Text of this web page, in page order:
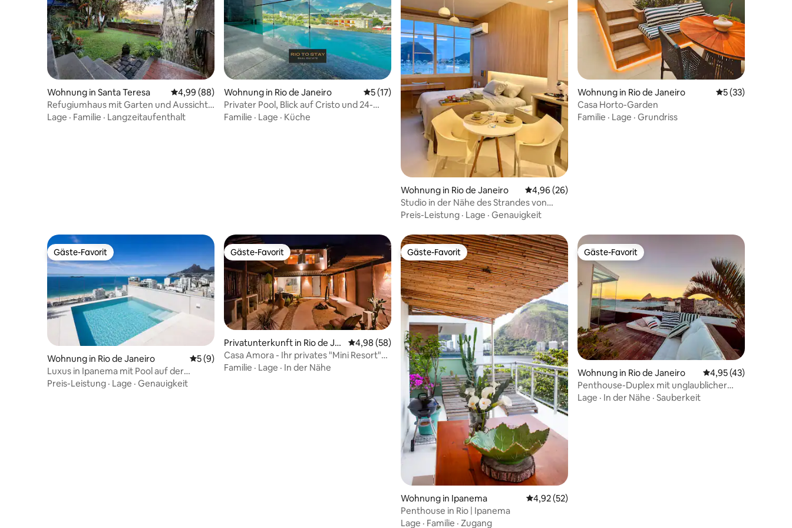
Wohnung in Santa Teresa Durchschnittliche Bewertung: 4,99 von 5, 88 Bewertungen
4,99 (88)
Refugiumhaus mit Garten und Aussicht
in Santa Teresa-RJ
Lage · Familie · Langzeitaufenthalt
Wohnung in Rio de Janeiro Durchschnittliche Bewertung: 5 von 5, 17 Bewertungen
5 (17)
Privater Pool, Blick auf Cristo und 24-
Stunden-Rezeption
Familie · Lage · Küche
Wohnung in Rio de Janeiro Durchschnittliche Bewertung: 4,96 von 5, 26 Bewertungen
4,96 (26)
Studio in der Nähe des Strandes von
Botafogo
Preis-Leistung · Lage · Genauigkeit
Wohnung in Rio de Janeiro Durchschnittliche
5 (33)
Casa Horto-Garden
Familie · Lage · Grundriss
Gäste-Favorit
Gäste-Favorit
Wohnung in Rio de Janeiro Durchschnittliche Bewertung: 5 von 5, 9 Bewertungen
5 (9)
Luxus in Ipanema mit Pool auf der
Dachterrasse.
Preis-Leistung · Lage · Genauigkeit
Gäste-Favorit
Gäste-Favorit
Privatunterkunft in Rio de Ja
neiro
Durchschnittliche Bewertung: 4,98 von 5, 58 Bewertungen
4,98 (58)
Casa Amora - Ihr privates "Mini Resort"
Beira Lagoa
Familie · Lage · In der Nähe
Gäste-Favorit
Gäste-Favorit
Wohnung in Ipanema Durchschnittliche Bewertung: 4,92 von 5, 52 Bewertungen
4,92 (52)
Penthouse in Rio | Ipanema
Lage · Familie · Zugang
Gäste-Favorit
Gäste-Favorit
Wohnung in Rio de Janeiro Durchschnittliche
4,95 (43)
Penthouse-Duplex mit unglaublicher
Aussicht
Lage · In der Nähe · Sauberkeit